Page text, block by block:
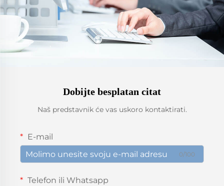
Dobijte besplatan citat
Naš predstavnik će vas uskoro kontaktirati.
E-mail
0/100
Telefon ili Whatsapp